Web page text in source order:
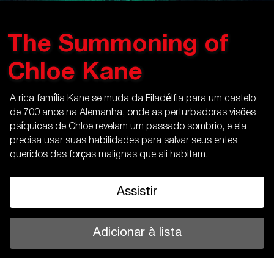
The Summoning of
Chloe Kane
A rica família Kane se muda da Filadélfia para um castelo
de 700 anos na Alemanha, onde as perturbadoras visões
psíquicas de Chloe revelam um passado sombrio, e ela
precisa usar suas habilidades para salvar seus entes
queridos das forças malignas que ali habitam.
Assistir
Adicionar à lista